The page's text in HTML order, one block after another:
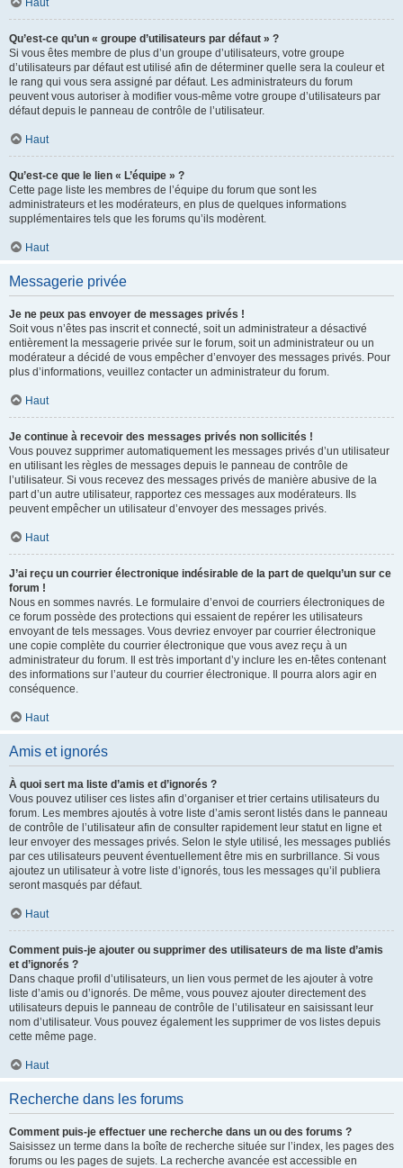
Haut
Qu’est-ce qu’un « groupe d’utilisateurs par défaut » ?
Si vous êtes membre de plus d’un groupe d’utilisateurs, votre groupe
d’utilisateurs par défaut est utilisé afin de déterminer quelle sera la couleur et
le rang qui vous sera assigné par défaut. Les administrateurs du forum
peuvent vous autoriser à modifier vous-même votre groupe d’utilisateurs par
défaut depuis le panneau de contrôle de l’utilisateur.
Haut
Qu’est-ce que le lien « L’équipe » ?
Cette page liste les membres de l’équipe du forum que sont les
administrateurs et les modérateurs, en plus de quelques informations
supplémentaires tels que les forums qu’ils modèrent.
Haut
Messagerie privée
Je ne peux pas envoyer de messages privés !
Soit vous n’êtes pas inscrit et connecté, soit un administrateur a désactivé
entièrement la messagerie privée sur le forum, soit un administrateur ou un
modérateur a décidé de vous empêcher d’envoyer des messages privés. Pour
plus d’informations, veuillez contacter un administrateur du forum.
Haut
Je continue à recevoir des messages privés non sollicités !
Vous pouvez supprimer automatiquement les messages privés d’un utilisateur
en utilisant les règles de messages depuis le panneau de contrôle de
l’utilisateur. Si vous recevez des messages privés de manière abusive de la
part d’un autre utilisateur, rapportez ces messages aux modérateurs. Ils
peuvent empêcher un utilisateur d’envoyer des messages privés.
Haut
J’ai reçu un courrier électronique indésirable de la part de quelqu’un sur ce
forum !
Nous en sommes navrés. Le formulaire d’envoi de courriers électroniques de
ce forum possède des protections qui essaient de repérer les utilisateurs
envoyant de tels messages. Vous devriez envoyer par courrier électronique
une copie complète du courrier électronique que vous avez reçu à un
administrateur du forum. Il est très important d’y inclure les en-têtes contenant
des informations sur l’auteur du courrier électronique. Il pourra alors agir en
conséquence.
Haut
Amis et ignorés
À quoi sert ma liste d’amis et d’ignorés ?
Vous pouvez utiliser ces listes afin d’organiser et trier certains utilisateurs du
forum. Les membres ajoutés à votre liste d’amis seront listés dans le panneau
de contrôle de l’utilisateur afin de consulter rapidement leur statut en ligne et
leur envoyer des messages privés. Selon le style utilisé, les messages publiés
par ces utilisateurs peuvent éventuellement être mis en surbrillance. Si vous
ajoutez un utilisateur à votre liste d’ignorés, tous les messages qu’il publiera
seront masqués par défaut.
Haut
Comment puis-je ajouter ou supprimer des utilisateurs de ma liste d’amis
et d’ignorés ?
Dans chaque profil d’utilisateurs, un lien vous permet de les ajouter à votre
liste d’amis ou d’ignorés. De même, vous pouvez ajouter directement des
utilisateurs depuis le panneau de contrôle de l’utilisateur en saisissant leur
nom d’utilisateur. Vous pouvez également les supprimer de vos listes depuis
cette même page.
Haut
Recherche dans les forums
Comment puis-je effectuer une recherche dans un ou des forums ?
Saisissez un terme dans la boîte de recherche située sur l’index, les pages des
forums ou les pages de sujets. La recherche avancée est accessible en